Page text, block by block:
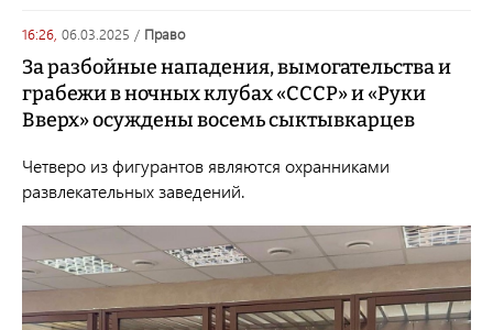
16:26, 06.03.2025 / право
За разбойные нападения, вымогательства и
грабежи в ночных клубах «СССР» и «Руки
Вверх» осуждены восемь сыктывкарцев
Четверо из фигурантов являются охранниками
развлекательных заведений.